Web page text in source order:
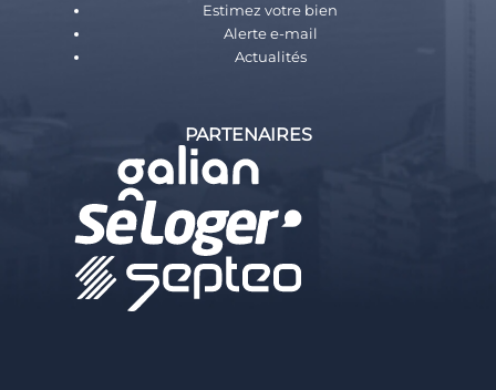
Estimez votre bien
Alerte e-mail
Actualités
PARTENAIRES